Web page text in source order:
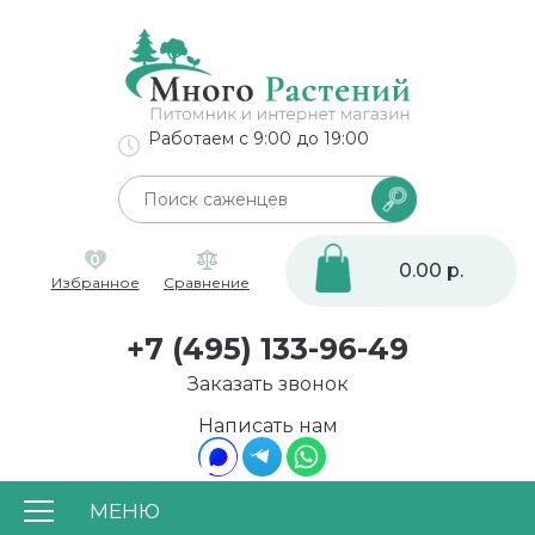
МЕНЮ
Написать нам
Работаем с 9:00 до 19:00
0
Избранное
Сравнение
0.00 р.
+7 (495) 133-96-49
Заказать звонок